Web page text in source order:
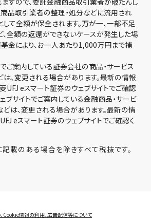
品取引業者の整理・処分などに流用され
して全額が保全されます。万が一、一部不足
全額の返還ができないケースが発生した場
金により、お一人あたり1,000万円まで補
ご案内している証券会社の商品・サービス
、変更される場合があります。最新の情報
UFJ eスマート証券のウェブサイトでご確認
ブサイトでご案内している金融商品・サービ
は、変更される場合があります。最新の情
eスマート証券のウェブサイトでご確認く
載のある場合を除きすべて税抜です。
Cookie情報の利用、広告配信等について